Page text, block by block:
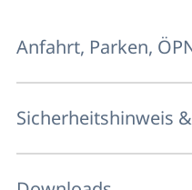
Anfahrt, Parken,
Sicherheitshinweis